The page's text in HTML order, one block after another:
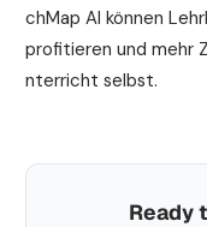
chMap AI können
profitieren und mehr
nterricht selbst.
Ready